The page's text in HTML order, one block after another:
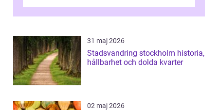
31 maj 2026
Stadsvandring stockholm historia,
hållbarhet och dolda kvarter
02 maj 2026